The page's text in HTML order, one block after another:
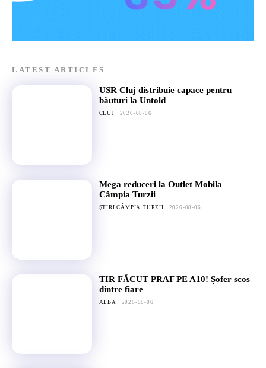
LATEST ARTICLES
USR Cluj distribuie capace pentru
băuturi la Untold
CLUJ 2026-08-06
Mega reduceri la Outlet Mobila
Câmpia Turzii
ȘTIRI CÂMPIA TURZII 2026-08-06
TIR FĂCUT PRAF PE A10! Șofer scos
dintre fiare
ALBA 2026-08-06